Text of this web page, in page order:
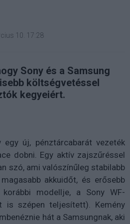
10. 17:28
Sony és a Samsung
költségvetéssel
kegyeiért.
új, pénztárcabarát vezeték
dobni. Egy aktív zajszűréssel
szó, ami valószínűleg stabilabb
akkuidőt, és erősebb
modellje, a Sony WF-
is szépen teljesített). Kemény
hát a Samsungnak, aki